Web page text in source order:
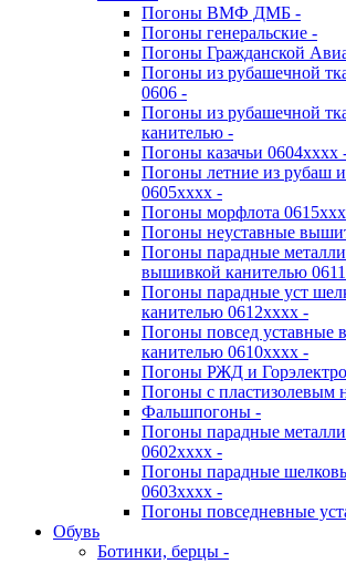
Погоны ВМФ ДМБ -
Погоны генеральские -
Погоны Гражданской
Погоны из рубашечной
0606 -
Погоны из рубашечной
канителью -
Погоны казачьи 0604хххх
Погоны летние из рубаш
0605хххх -
Погоны морфлота
Погоны неуставные
Погоны парадные
вышивкой канителью
Погоны парадные уст
канителью 0612хххх -
Погоны повсед уставные
канителью 0610хххх -
Погоны РЖД и
Погоны с пластизолевым
Фальшпогоны -
Погоны парадные
0602хххх -
Погоны парадные
0603хххх -
Погоны повседневные
Обувь
Ботинки, берцы -